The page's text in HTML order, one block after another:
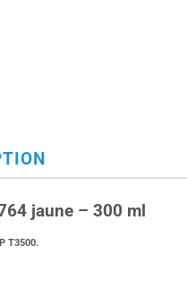
jaune – 300 ml
T3500.